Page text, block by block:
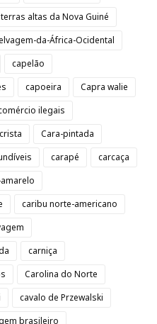
altas da Nova Guiné
da-África-Ocidental
capelão
capoeira
Capra walie
ilegais
Cara-pintada
carapé
carcaça
caribu norte-americano
carniça
Carolina do Norte
cavalo de Przewalski
brasileiro